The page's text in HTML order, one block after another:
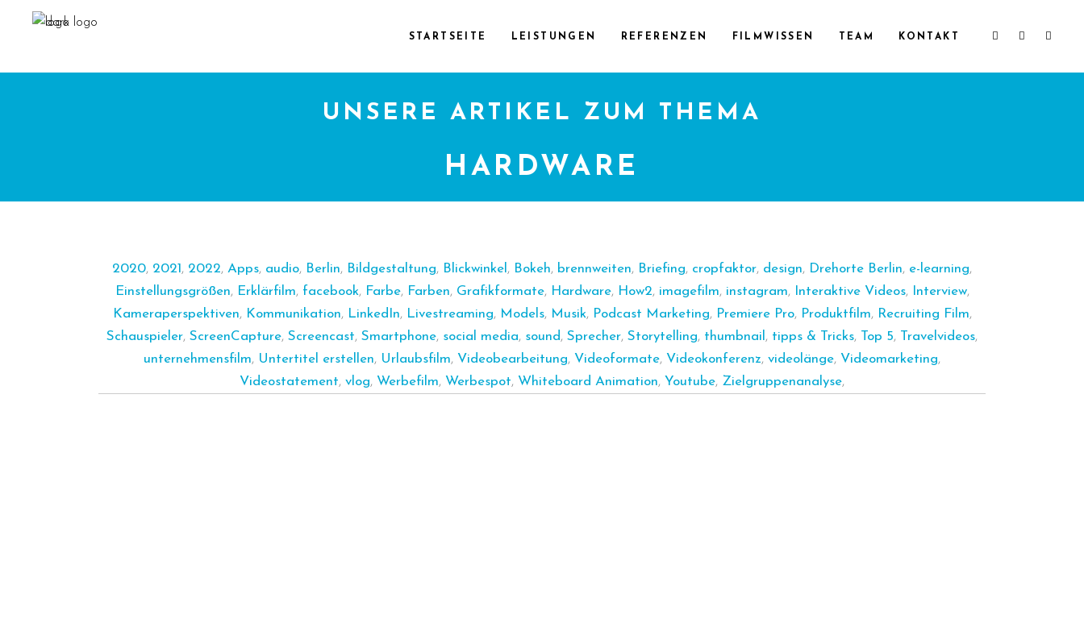
STARTSEITE LEISTUNGEN REFERENZEN FILMWISSEN TEAM KONTAKT
UNSERE ARTIKEL ZUM THEMA
HARDWARE
2020, 2021 , 2022, Apps, audio, Berlin, Bildgestaltung, Blickwinkel , Bokeh, brennweiten, Briefing, cropfaktor, design, Drehorte Berlin, e-learning,
Einstellungsgrößen, Erklärfilm, facebook, Farbe, Farben, Grafikformate, Hardware, How2, imagefilm, instagram, Interaktive Videos, Interview,
Kameraperspektiven, Kommunikation, LinkedIn, Livestreaming, Models, Musik, Podcast Marketing, Premiere Pro, Produktfilm, Recruiting Film,
Schauspieler, ScreenCapture, Screencast, Smartphone, social media, sound, Sprecher, Storytelling, thumbnail , tipps & Tricks, Top 5, Travelvideos,
unternehmensfilm, Untertitel erstellen, Urlaubsfilm, Videobearbeitung, Videoformate, Videokonferenz, videolänge, Videomarketing,
Videostatement, vlog, Werbefilm, Werbespot, Whiteboard Animation, Youtube, Zielgruppenanalyse,